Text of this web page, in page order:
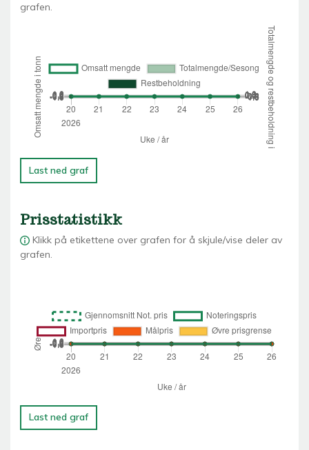
grafen.
Last ned graf
Prisstatistikk
Klikk på etikettene over grafen for å skjule/vise deler av
grafen.
Last ned graf